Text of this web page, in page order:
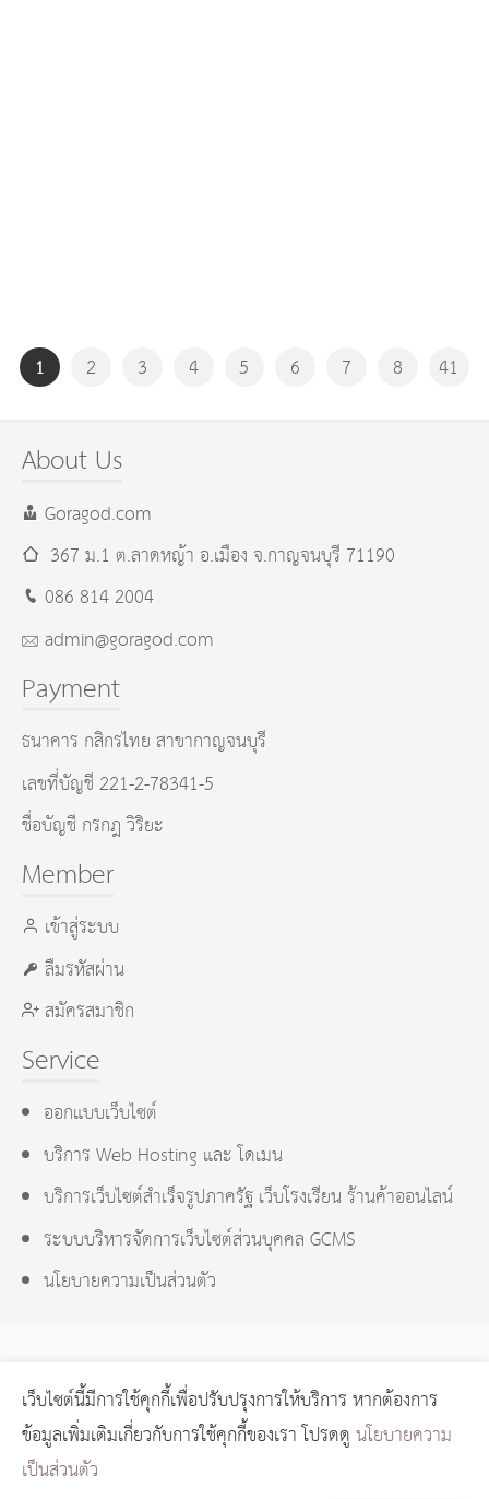
1 2 3 4 5 6 7 8 41
About Us
Goragod.com
367 ม.1 ต.ลาดหญ้า อ.เมืองจ.กาญจนบุรี 71190
086 814 2004
admin@goragod.com
Payment
ธนาคาร กสิกรไทย สาขากาญจนบุรี
เลขที่บัญชี 221-2-78341-5
ชื่อบัญชี กรกฎ วิริยะ
Member
เข้าสู่ระบบ
ลืมรหัสผ่าน
สมัครสมาชิก
Service
ออกแบบเว็บไซต์
บริการ Web Hosting และ โดเมน
บริการเว็บไซต์สำเร็จรูปภาครัฐ เว็บโรงเรียน ร้านค้าออนไลน์
ระบบบริหารจัดการเว็บไซต์ส่วนบุคคล GCMS
นโยบายความเป็นส่วนตัว
GCMS Version 14.0.1 designed byKOTCHASAN.compage
process0.2676วินาที (12quries.)
Copyright © 2024 GORAGOD.com
เว็บไซต์นี้มีการใช้คุกกี้เพื่อปรับปรุงการให้บริการ หากต้องการ
ข้อมูลเพิ่มเติมเกี่ยวกับการใช้คุกกี้ของเรา โปรดดูนโยบายความ
เป็นส่วนตัว